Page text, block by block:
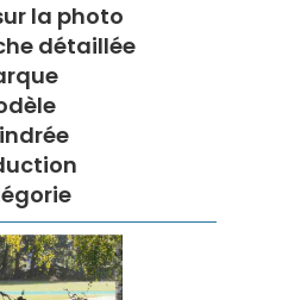
la photo
détaillée